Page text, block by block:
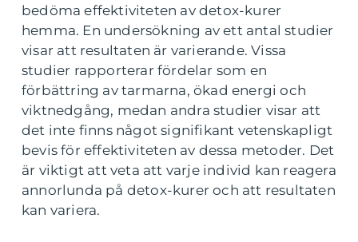
bedöma effektiviteten av detox-kurer
hemma. En undersökning av ett antal studier
visar att resultaten är varierande. Vissa
studier rapporterar fördelar som en
förbättring av tarmarna, ökad energi och
viktnedgång, medan andra studier visar att
det inte finns något signifikant vetenskapligt
bevis för effektiviteten av dessa metoder. Det
är viktigt att veta att varje individ kan reagera
annorlunda på detox-kurer och att resultaten
kan variera.